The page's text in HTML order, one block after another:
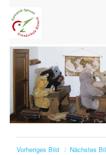
Vorheriges Bild Nächstes